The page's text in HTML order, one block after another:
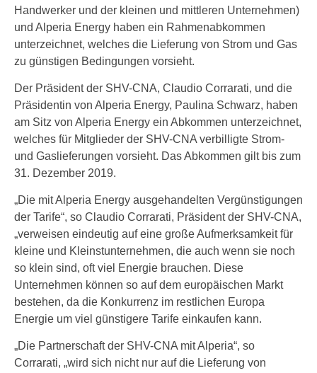
Handwerker und der kleinen und mittleren Unternehmen)
und Alperia Energy haben ein Rahmenabkommen
unterzeichnet, welches die Lieferung von Strom und Gas
zu günstigen Bedingungen vorsieht.
Der Präsident der SHV-CNA, Claudio Corrarati, und die
Präsidentin von Alperia Energy, Paulina Schwarz, haben
am Sitz von Alperia Energy ein Abkommen unterzeichnet,
welches für Mitglieder der SHV-CNA verbilligte Strom-
und Gaslieferungen vorsieht. Das Abkommen gilt bis zum
31. Dezember 2019.
„Die mit Alperia Energy ausgehandelten Vergünstigungen
der Tarife“, so Claudio Corrarati, Präsident der SHV-CNA,
„verweisen eindeutig auf eine große Aufmerksamkeit für
kleine und Kleinstunternehmen, die auch wenn sie noch
so klein sind, oft viel Energie brauchen. Diese
Unternehmen können so auf dem europäischen Markt
bestehen, da die Konkurrenz im restlichen Europa
Energie um viel günstigere Tarife einkaufen kann.
„Die Partnerschaft der SHV-CNA mit Alperia“, so
Corrarati, „wird sich nicht nur auf die Lieferung von